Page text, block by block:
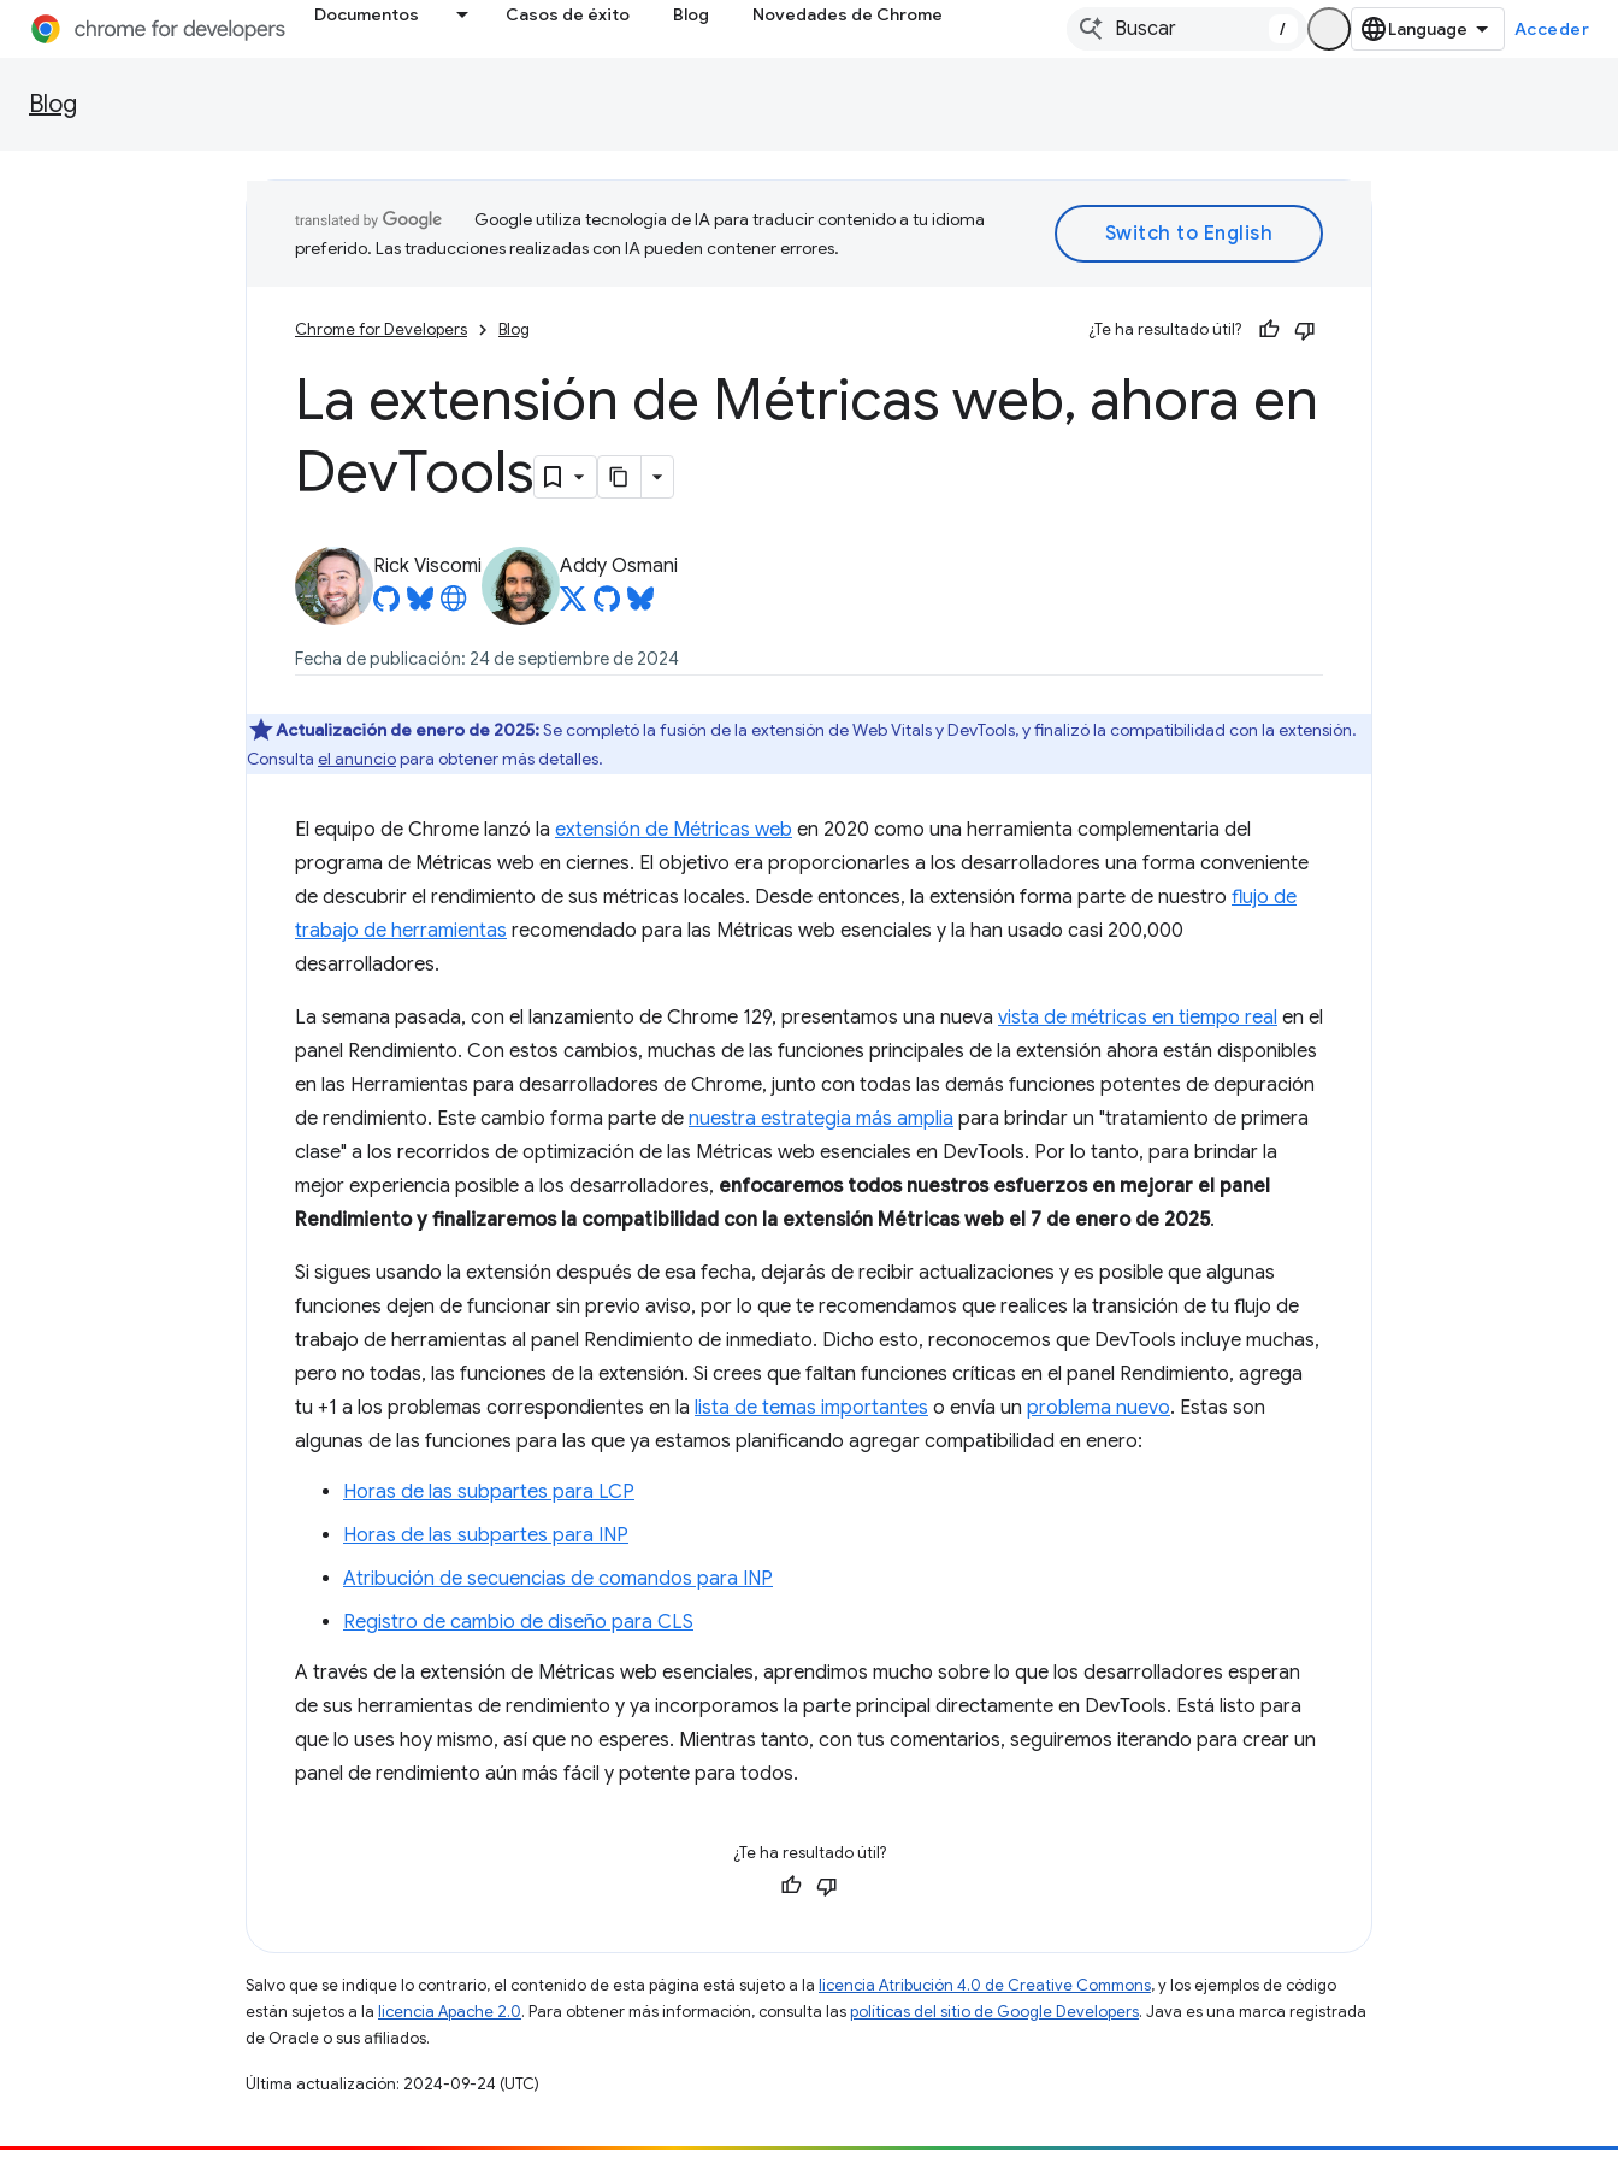
Documentos Casos de éxito Blog Novedades de Chrome
/ Acceder
Blog
Google utiliza tecnología de IA para traducir contenido a tu idioma
preferido. Las traducciones realizadas con IA pueden contener errores.
Chrome for Developers Blog ¿Te ha resultado útil?
La extensión de Métricas web, ahora en
DevTools
Rick Viscomi Addy Osmani
Fecha de publicación: 24 de septiembre de 2024
Actualización de enero de 2025:Se completó la fusión de la extensión de Web Vitals y DevTools, y finalizó la compatibilidad con la extensión.
Consulta el anunciopara obtener más detalles.
El equipo de Chrome lanzó la extensión de Métricas web en 2020 como una herramienta complementaria del
programa de Métricas web en ciernes. El objetivo era proporcionarles a los desarrolladores una forma conveniente
de descubrir el rendimiento de sus métricas locales. Desde entonces, la extensión forma parte de nuestro flujo de
trabajo de herramientas recomendado para las Métricas web esenciales y la han usado casi 200,000
desarrolladores.
La semana pasada, con el lanzamiento de Chrome 129, presentamos una nueva vista de métricas en tiempo real en el
panel Rendimiento. Con estos cambios, muchas de las funciones principales de la extensión ahora están disponibles
en las Herramientas para desarrolladores de Chrome, junto con todas las demás funciones potentes de depuración
de rendimiento. Este cambio forma parte de nuestra estrategia más amplia para brindar un "tratamiento de primera
clase" a los recorridos de optimización de las Métricas web esenciales en DevTools. Por lo tanto, para brindar la
mejor experiencia posible a los desarrolladores, enfocaremos todos nuestros esfuerzos en mejorar el panel
Rendimiento y finalizaremos la compatibilidad con la extensión Métricas web el 7 de enero de 2025.
Si sigues usando la extensión después de esa fecha, dejarás de recibir actualizaciones y es posible que algunas
funciones dejen de funcionar sin previo aviso, por lo que te recomendamos que realices la transición de tu flujo de
trabajo de herramientas al panel Rendimiento de inmediato. Dicho esto, reconocemos que DevTools incluye muchas,
pero no todas, las funciones de la extensión. Si crees que faltan funciones críticas en el panel Rendimiento, agrega
tu +1 a los problemas correspondientes en la lista de temas importantes o envía un problema nuevo. Estas son
algunas de las funciones para las que ya estamos planificando agregar compatibilidad en enero:
Horas de las subpartes para LCP
Horas de las subpartes para INP
Atribución de secuencias de comandos para INP
Registro de cambio de diseño para CLS
A través de la extensión de Métricas web esenciales, aprendimos mucho sobre lo que los desarrolladores esperan
de sus herramientas de rendimiento y ya incorporamos la parte principal directamente en DevTools. Está listo para
que lo uses hoy mismo, así que no esperes. Mientras tanto, con tus comentarios, seguiremos iterando para crear un
panel de rendimiento aún más fácil y potente para todos.
¿Te ha resultado útil?
Salvo que se indique lo contrario, el contenido de esta página está sujeto a la licencia Atribución 4.0 de Creative Commons, y los ejemplos de código
están sujetos a la licencia Apache 2.0. Para obtener más información, consulta laspolíticas del sitio de Google Developers. Java es una marca registrada
de Oracle o sus afiliados.
Última actualización: 2024-09-24 (UTC)